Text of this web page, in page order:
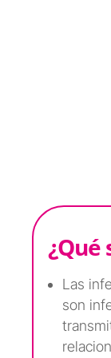
¿Qué
Las
son